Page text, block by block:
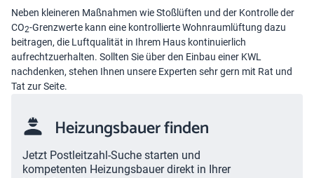
Neben kleineren Maßnahmen wie Stoßlüften und der Kontrolle der
CO2-Grenzwerte kann eine kontrollierte Wohnraumlüftung dazu
beitragen, die Luftqualität in Ihrem Haus kontinuierlich
aufrechtzuerhalten. Sollten Sie über den Einbau einer KWL
nachdenken, stehen Ihnen unsere Experten sehr gern mit Rat und
Tat zur Seite.
Heizungsbauer finden
Jetzt Postleitzahl-Suche starten und
kompetenten Heizungsbauer direkt in Ihrer